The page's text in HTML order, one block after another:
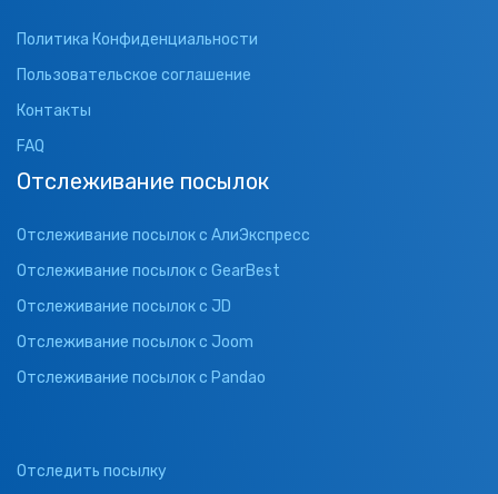
Политика Конфиденциальности
Пользовательское соглашение
Контакты
FAQ
Отслеживание посылок
Отслеживание посылок с АлиЭкспресс
Отслеживание посылок с GearBest
Отслеживание посылок с JD
Отслеживание посылок с Joom
Отслеживание посылок с Pandao
Отследить посылку